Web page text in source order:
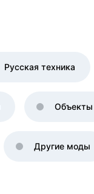
Русская техника
Объекты
Другие моды